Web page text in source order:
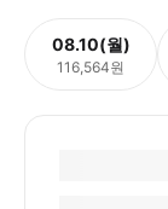
08.10(월)
116,564원